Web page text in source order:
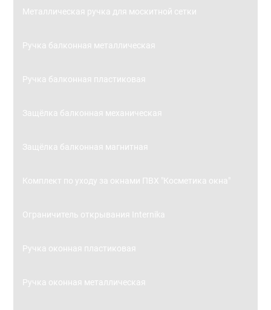
Металлическая ручка для москитной сетки
Ручка балконная металлическая
Ручка балконная пластиковая
Защёлка балконная механическая
Защёлка балконная магнитная
Комплект по уходу за окнами ПВХ "Косметика окна"
Ограничитель открывания Internika
Ручка оконная пластиковая
Ручка оконная металлическая